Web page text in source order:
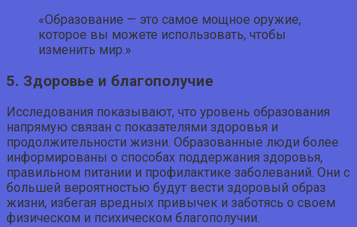
«Образование — это самое мощное оружие,
которое вы можете использовать, чтобы
изменить мир.»
5. Здоровье и благополучие
Исследования показывают, что уровень образования
напрямую связан с показателями здоровья и
продолжительности жизни. Образованные люди более
информированы о способах поддержания здоровья,
правильном питании и профилактике заболеваний. Они с
большей вероятностью будут вести здоровый образ
жизни, избегая вредных привычек и заботясь о своем
физическом и психическом благополучии.